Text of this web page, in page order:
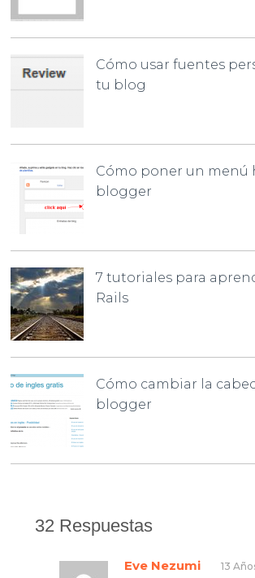
Cómo usar fuentes
tu blog
Cómo poner un menú
blogger
7 tutoriales para
Rails
Cómo cambiar la
blogger
32 Respuestas
Eve Nezumi 13